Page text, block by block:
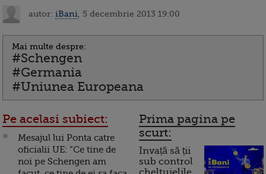
autor: iBani , 5 decembrie 2013 19:00
Mai multe despre:
#Schengen
#Germania
#Uniunea Europeana
Pe acelasi subiect:
Mesajul lui Ponta catre
oficialii UE: “Ce tine de
noi pe Schengen am
Prima pagina pe
scurt:
Invață să ții
sub control